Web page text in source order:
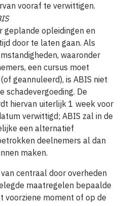
vooraf te verwittigen.
geplande opleidingen en
door te laten gaan. Als
waaronder
een cursus moet
geannuleerd), is ABIS niet
schadevergoeding. De
hiervan uiterlijk 1 week voor
verwittigd; ABIS zal in de
een alternatief
deelnemers al dan
maken.
centraal door overheden
maatregelen bepaalde
voorziene moment of op de